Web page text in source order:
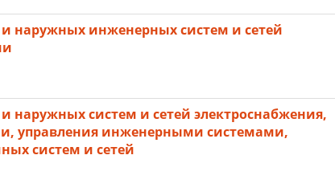
наружных инженерных систем и сетей
наружных систем и сетей электроснабжения,
управления инженерными системами,
систем и сетей